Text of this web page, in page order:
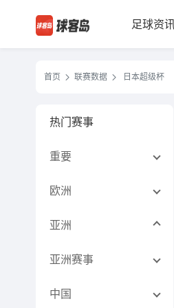
足球资
首页 联赛数据 日本超级杯
热门赛事
重要
欧洲
亚洲
亚洲赛事
中国